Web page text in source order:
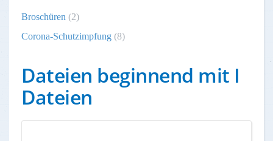
Broschüren (2)
Corona-Schutzimpfung (8)
Dateien beginnend mit I
Dateien